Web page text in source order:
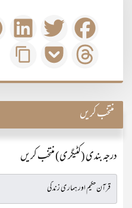
منتخب کریں
درجہ بندی (کٹیگری) منتخب کریں